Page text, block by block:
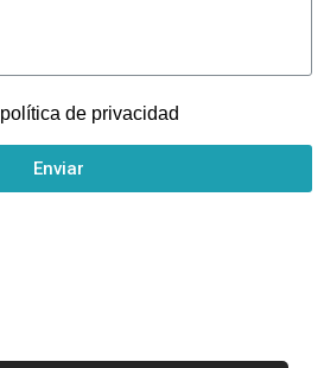
política de privacidad
Enviar